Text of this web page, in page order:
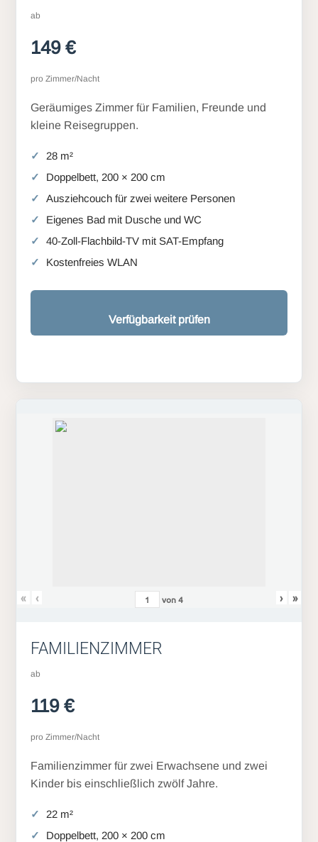
ab
149 €
pro Zimmer/Nacht
Geräumiges Zimmer für Familien, Freunde und
kleine Reisegruppen.
28 m²
Doppelbett, 200 × 200 cm
Ausziehcouch für zwei weitere Personen
Eigenes Bad mit Dusche und WC
40-Zoll-Flachbild-TV mit SAT-Empfang
Kostenfreies WLAN
Verfügbarkeit prüfen
« ‹ von4 › »
FAMILIENZIMMER
ab
119 €
pro Zimmer/Nacht
Familienzimmer für zwei Erwachsene und zwei
Kinder bis einschließlich zwölf Jahre.
22 m²
Doppelbett, 200 × 200 cm